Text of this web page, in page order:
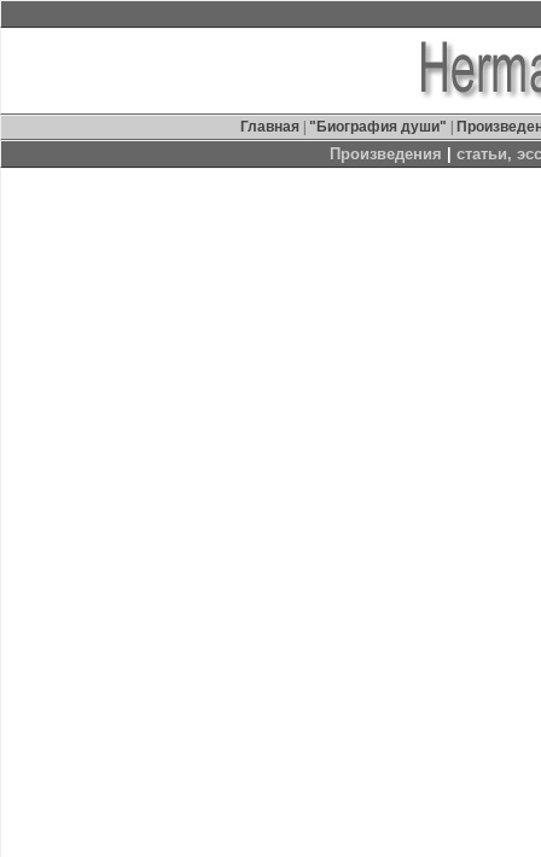
Главная "Биография души"
Произведения статьи,